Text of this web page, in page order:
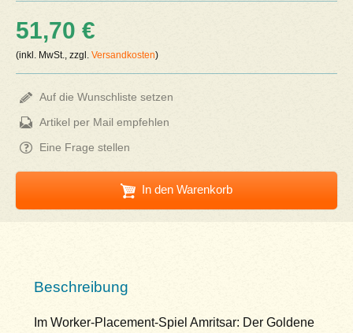
51,70 €
(inkl. MwSt., zzgl.Versandkosten)
Auf die Wunschliste setzen
Artikel per Mail empfehlen
Eine Frage stellen
In den Warenkorb
Beschreibung
Im Worker-Placement-Spiel Amritsar: Der Goldene